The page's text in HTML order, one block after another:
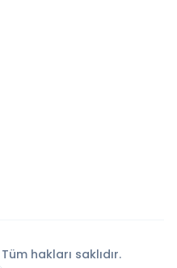
hakları saklıdır.